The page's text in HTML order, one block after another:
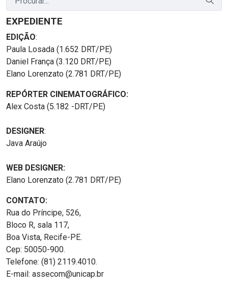
EXPEDIENTE
EDIÇÃO:
Paula Losada (1.652 DRT/PE)
Daniel França (3.120 DRT/PE)
Elano Lorenzato (2.781 DRT/PE)
REPÓRTER CINEMATOGRÁFICO:
Alex Costa (5.182 -DRT/PE)
DESIGNER:
Java Araújo
WEB DESIGNER:
Elano Lorenzato (2.781 DRT/PE)
CONTATO:
Rua do Príncipe, 526,
Bloco R, sala 117,
Boa Vista, Recife-PE.
Cep: 50050-900.
Telefone: (81) 2119.4010.
E-mail: assecom@unicap.br